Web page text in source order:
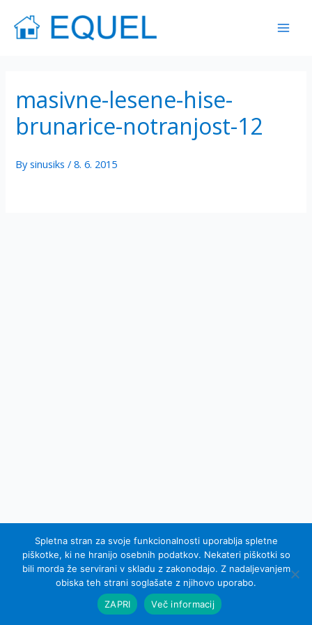
content
masivne-lesene-hise-
brunarice-notranjost-12
Bysinusiks/8. 6. 2015
© 2007 - 2015 Equel d.o.o.; vse pravice pridržane
Izdelava spletnih strani Sinus IKS
Spletna stran za svoje funkcionalnosti uporablja spletne
piškotke, ki ne hranijo osebnih podatkov. Nekateri piškotki so
bili morda že servirani v skladu z zakonodajo. Z nadaljevanjem
obiska teh strani soglašate z njihovo uporabo.
ZAPRI
Več informacij